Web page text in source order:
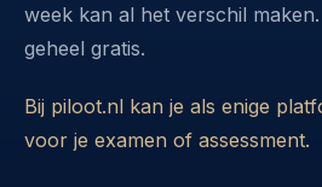
week kan al het verschil
geheel gratis.
Bij piloot.nl kan je als enige
voor je examen of assessment.